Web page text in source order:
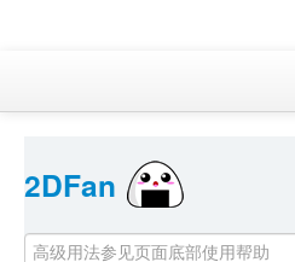
首页
找游戏
2DFan